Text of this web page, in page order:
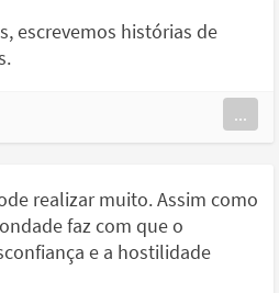
escrevemos histórias de
...
realizar muito. Assim como
faz com que o
e a hostilidade